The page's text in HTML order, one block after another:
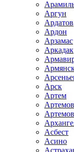
Аргун
Ардатов
Ардон
Арзамас
Аркадак
Арск
Артем
Асбест
Асино